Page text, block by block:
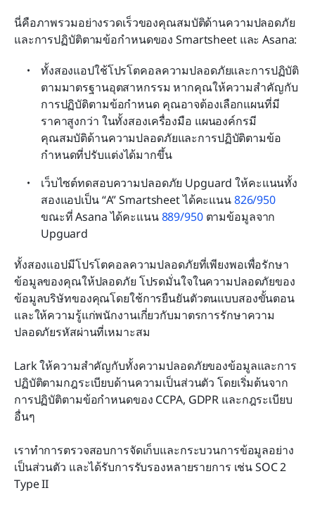
นี่คือภาพรวมอย่างรวดเร็วของคุณสมบัติด้านความปลอดภัย
และการปฏิบัติตามข้อกำหนดของ Smartsheet และ Asana:
ทั้งสองแอปใช้โปรโตคอลความปลอดภัยและการปฏิบัติ
ตามมาตรฐานอุตสาหกรรม หากคุณให้ความสำคัญกับ
การปฏิบัติตามข้อกำหนด คุณอาจต้องเลือกแผนที่มี
ราคาสูงกว่า ในทั้งสองเครื่องมือ แผนองค์กรมี
คุณสมบัติด้านความปลอดภัยและการปฏิบัติตามข้อ
กำหนดที่ปรับแต่งได้มากขึ้น
เว็บไซต์ทดสอบความปลอดภัย Upguard ให้คะแนนทั้ง
สองแอปเป็น “A” Smartsheet ได้คะแนน 826/950
ขณะที่ Asana ได้คะแนน 889/950 ตามข้อมูลจาก
Upguard
ทั้งสองแอปมีโปรโตคอลความปลอดภัยที่เพียงพอเพื่อรักษา
ข้อมูลของคุณให้ปลอดภัย โปรดมั่นใจในความปลอดภัยของ
ข้อมูลบริษัทของคุณโดยใช้การยืนยันตัวตนแบบสองขั้นตอน
และให้ความรู้แก่พนักงานเกี่ยวกับมาตรการรักษาความ
ปลอดภัยรหัสผ่านที่เหมาะสม
Lark ให้ความสำคัญกับทั้งความปลอดภัยของข้อมูลและการ
ปฏิบัติตามกฎระเบียบด้านความเป็นส่วนตัว โดยเริ่มต้นจาก
การปฏิบัติตามข้อกำหนดของ CCPA, GDPR และกฎระเบียบ
อื่นๆ
เราทำการตรวจสอบการจัดเก็บและกระบวนการข้อมูลอย่าง
เป็นส่วนตัว และได้รับการรับรองหลายรายการ เช่น SOC 2
Type II